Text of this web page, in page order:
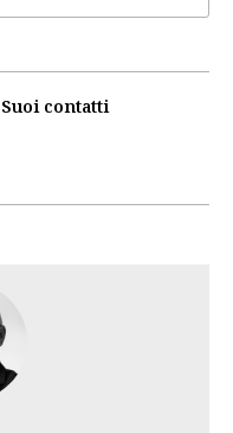
contatti